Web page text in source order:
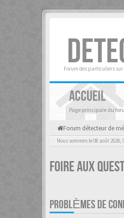
Forum des particuliers
ACCUEIL
Page principale du
Forum détecteur de
Nous sommes le 08 août 2026,
Foire aux
PROBLÈMES DE